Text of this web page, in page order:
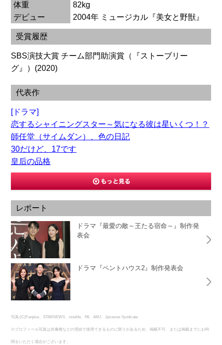
体重
82kg
デビュー
2004年 ミュージカル『美女と野獣』
受賞履歴
SBS演技大賞 チーム部門助演賞（『ストーブリー
グ』）(2020)
代表作
[ドラマ]
恋するシャイニングスター～気になる彼は星いくつ！？
師任堂（サイムダン）、色の日記
30だけど、17です
皇后の品格
レポート
ドラマ『最愛の敵～王たる宿命～』制作発
表会
ドラマ『ペントハウス2』制作発表会
写真:(C)Fanplus、STARNEWS、innolife、PA、AMJ、Jpictures Syndicate
※プロフィール写真は肖像権などの理由で使用できるものに限りがあるため、掲載不可、または掲載までにお時
間をいただく場合がございます。